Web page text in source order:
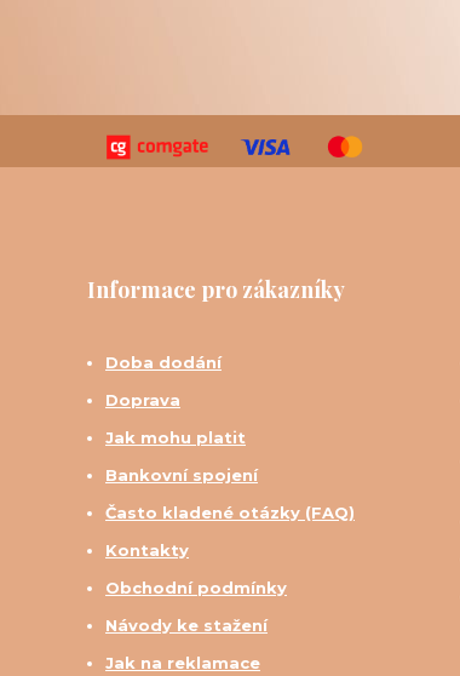
Informace pro zákazníky
Doba dodání
Doprava
Jak mohu platit
Bankovní spojení
Často kladené otázky (FAQ)
Kontakty
Obchodní podmínky
Návody ke stažení
Jak na reklamace